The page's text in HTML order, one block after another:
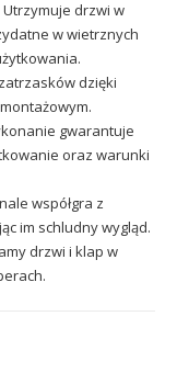
Utrzymuje drzwi w
w wietrznych
dzięki
gwarantuje
oraz warunki
współgra z
im schludny wygląd.
drzwi i klap w